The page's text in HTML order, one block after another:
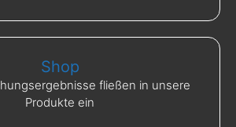
Shop
fließen in unsere
Produkte ein